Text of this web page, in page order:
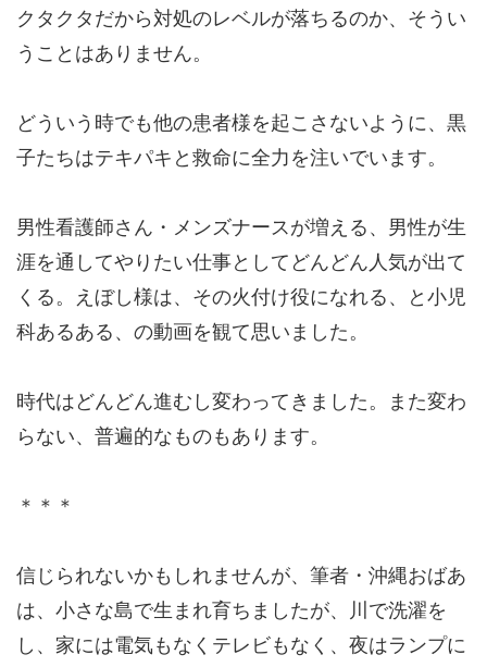
クタクタだから対処のレベルが落ちるのか、そうい
うことはありません。
どういう時でも他の患者様を起こさないように、黒
子たちはテキパキと救命に全力を注いでいます。
男性看護師さん・メンズナースが増える、男性が生
涯を通してやりたい仕事としてどんどん人気が出て
くる。えぼし様は、その火付け役になれる、と小児
科あるある、の動画を観て思いました。
時代はどんどん進むし変わってきました。また変わ
らない、普遍的なものもあります。
＊＊＊
信じられないかもしれませんが、筆者・沖縄おばあ
は、小さな島で生まれ育ちましたが、川で洗濯を
し、家には電気もなくテレビもなく、夜はランプに